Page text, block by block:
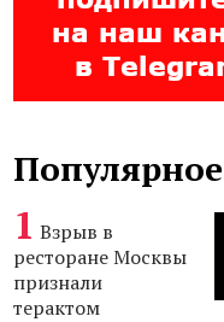
Популярное
Взрыв в
ресторане Москвы
признали
терактом